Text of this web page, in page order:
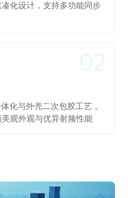
化设计，支持多功能同步
化与外壳二次包胶工艺，
观外观与优异射频性能
02